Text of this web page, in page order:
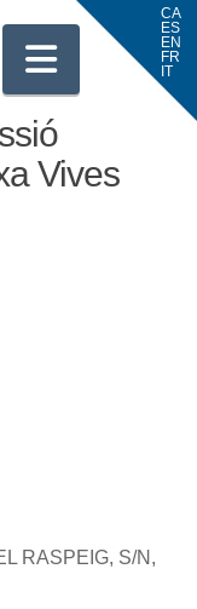
Vives
RASPEIG, S/N,